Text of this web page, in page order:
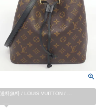
送料無料 / LOUIS VUITTON / …